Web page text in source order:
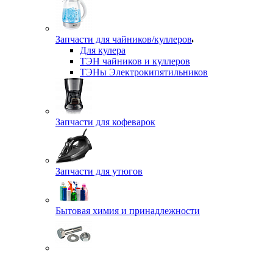
Запчасти для чайников/куллеров
Для кулера
ТЭН чайников и куллеров
ТЭНы Электрокипятильников
Запчасти для кофеварок
Запчасти для утюгов
Бытовая химия и принадлежности